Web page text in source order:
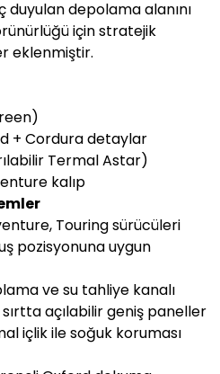
depolama alanını
için stratejik
eklenmiştir.
+ Cordura detaylar
Termal Astar)
kalıp
Touring sürücüleri
pozisyonuna uygun
ve su tahliye kanalı
açılabilir geniş paneller
içlik ile soğuk koruması